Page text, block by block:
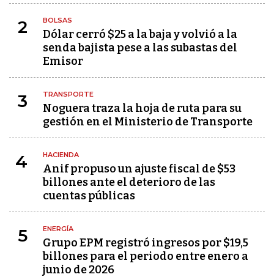
2 BOLSAS
Dólar cerró $25 a la baja y volvió a la
senda bajista pese a las subastas del
Emisor
3 TRANSPORTE
Noguera traza la hoja de ruta para su
gestión en el Ministerio de Transporte
4 HACIENDA
Anif propuso un ajuste fiscal de $53
billones ante el deterioro de las
cuentas públicas
5 ENERGÍA
Grupo EPM registró ingresos por $19,5
billones para el periodo entre enero a
junio de 2026